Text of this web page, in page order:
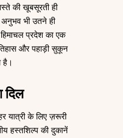
की खूबसूरती ही
भी उतने ही
प्रदेश का एक
और पहाड़ी सुकून
है।
दिल
यात्री के लिए ज़रूरी
हस्तशिल्प की दुकानें